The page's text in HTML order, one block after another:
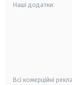
Наші додатки:
Всі комерційні